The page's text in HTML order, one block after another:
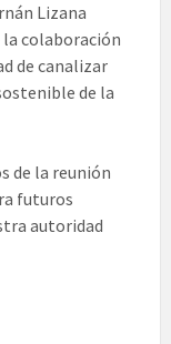
Lizana
colaboración
de canalizar
de la
de la reunión
futuros
autoridad